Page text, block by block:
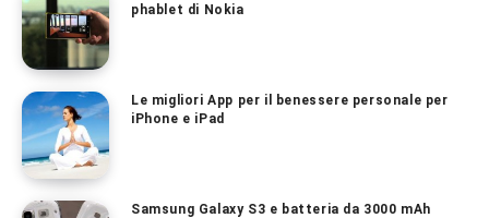
phablet di Nokia
Le migliori App per il benessere personale per
iPhone e iPad
Samsung Galaxy S3 e batteria da 3000 mAh